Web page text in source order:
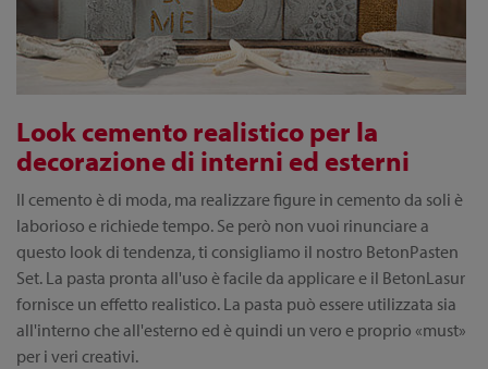
Look cemento realistico per la
decorazione di interni ed esterni
Il cemento è di moda, ma realizzare figure in cemento da soli è
laborioso e richiede tempo. Se però non vuoi rinunciare a
questo look di tendenza, ti consigliamo il nostro BetonPasten
Set. La pasta pronta all'uso è facile da applicare e il BetonLasur
fornisce un effetto realistico. La pasta può essere utilizzata sia
all'interno che all'esterno ed è quindi un vero e proprio «must»
per i veri creativi.